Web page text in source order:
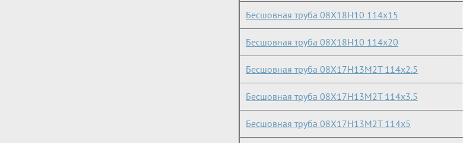
Бесшовная труба 08Х18Н10 114х15
Бесшовная труба 08Х18Н10 114х20
Бесшовная труба 08Х17Н13М2Т 114х2.5
Бесшовная труба 08Х17Н13М2Т 114х3.5
Бесшовная труба 08Х17Н13М2Т 114х5